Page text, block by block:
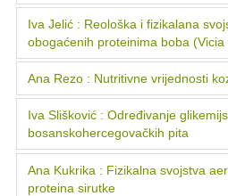
Iva Jelić : Reološka i fizikalana
obogaćenih proteinima boba (Vicia
Ana Rezo : Nutritivne vrijednosti
Iva Slišković : Određivanje
bosanskohercegovačkih pita
Ana Kukrika : Fizikalna svojstva
proteina sirutke